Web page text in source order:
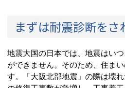
まずは耐震診断をさ
地震大国の日本では、地震はい
ができません。そのため、住ま
す。「大阪北部地震」の際は壊